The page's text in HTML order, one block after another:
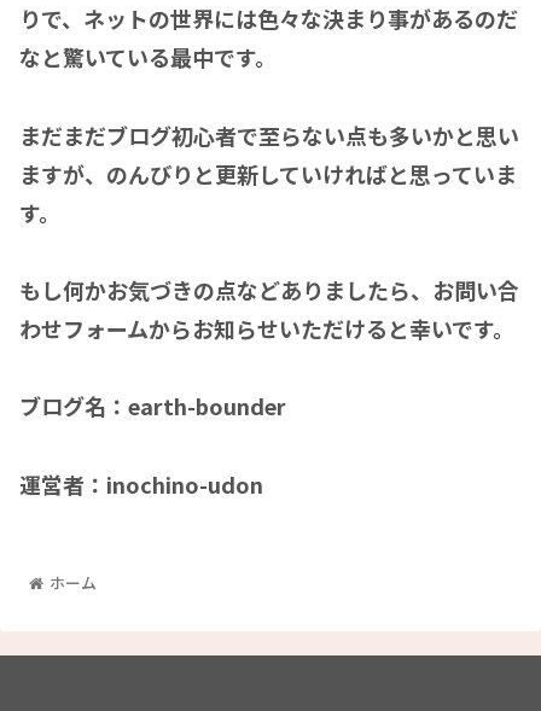
りで、ネットの世界には色々な決まり事があるのだ
なと驚いている最中です。
まだまだブログ初心者で至らない点も多いかと思い
ますが、のんびりと更新していければと思っていま
す。
もし何かお気づきの点などありましたら、お問い合
わせフォームからお知らせいただけると幸いです。
ブログ名：earth-bounder
運営者：inochino-udon
ホーム